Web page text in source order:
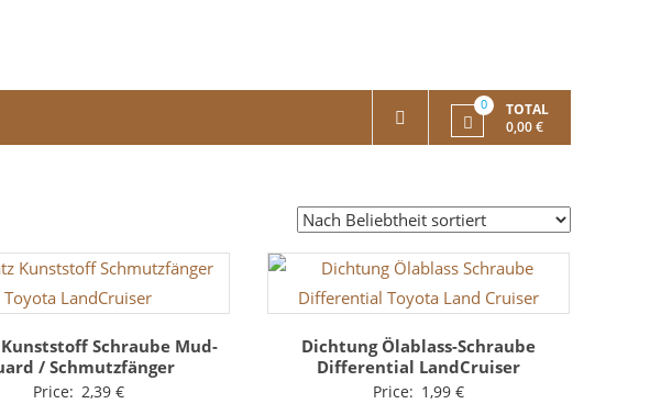
0
TOTAL
0,00 €
Kunststoff Schraube Mud-
/ Schmutzfänger
Price: 2,39 €
Dichtung Ölablass-Schraube
Differential LandCruiser
Price: 1,99 €